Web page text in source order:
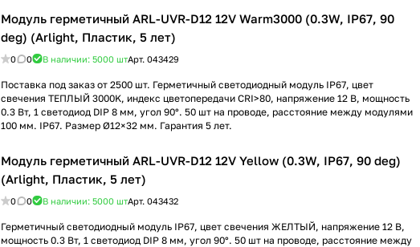
Модуль герметичный ARL-UVR-D12 12V Warm3000 (0.3W, IP67, 90
deg) (Arlight, Пластик, 5 лет)
0 0 В наличии: 5000 штАрт. 043429
Поставка под заказ от 2500 шт. Герметичный светодиодный модуль IP67, цвет
свечения ТЕПЛЫЙ 3000K, индекс цветопередачи CRI>80, напряжение 12 В, мощность
0.3 Вт, 1 светодиод DIP 8 мм, угол 90°. 50 шт на проводе, расстояние между модулями
100 мм. IP67. Размер Ø12×32 мм. Гарантия 5 лет.
Модуль герметичный ARL-UVR-D12 12V Yellow (0.3W, IP67, 90 deg)
(Arlight, Пластик, 5 лет)
0 0 В наличии: 5000 штАрт. 043432
Герметичный светодиодный модуль IP67, цвет свечения ЖЕЛТЫЙ, напряжение 12 В,
мощность 0.3 Вт, 1 светодиод DIP 8 мм, угол 90°. 50 шт на проводе, расстояние между